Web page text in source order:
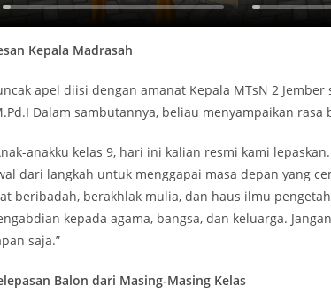
Kepala Madrasah
apel diisi dengan amanat Kepala MTsN 2
Dalam sambutannya, beliau menyampaikan rasa
anakku kelas 9, hari ini kalian resmi kami
dari langkah untuk menggapai masa depan yang
beribadah, berakhlak mulia, dan haus ilmu
kepada agama, bangsa, dan keluarga.
saja.”
Balon dari Masing-Masing Kelas